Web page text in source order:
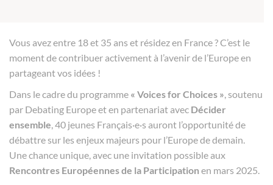
Vous avez entre 18 et 35 ans et résidez en France ? C’est le
moment de contribuer activement à l’avenir de l’Europe en
partageant vos idées !
Dans le cadre du programme « Voices for Choices », soutenu
par Debating Europe et en partenariat avec Décider
ensemble, 40 jeunes Français·e·s auront l’opportunité de
débattre sur les enjeux majeurs pour l’Europe de demain.
Une chance unique, avec une invitation possible aux
Rencontres Européennes de la Participation en mars 2025.